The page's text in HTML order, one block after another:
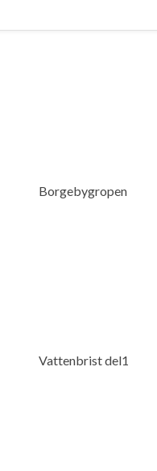
Borgebygropen
Vattenbrist del1